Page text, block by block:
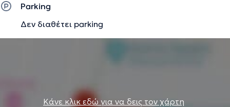
Parking
Δεν διαθέτει parking
Κάνε κλικ εδώ για να δεις τον χάρτη